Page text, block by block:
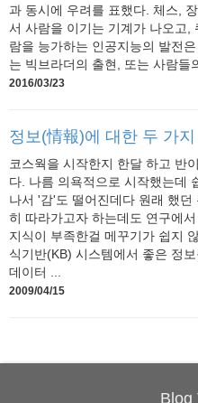
과 동시에 우려를 표했다. 체스,
서 사람을 이기는 기계가 나오고,
람을 능가하는 인공지능의 발전
는 빅브라더의 출현, 또는 사람들
2016/03/23
정보(情報)에 대한 두 가
코스웍을 시작한지 한달 하고 반
다. 나름 의욕적으로 시작했는데
나서 '감'도 떨어진데다 원래 했
히 따라가고자 하는데도 연구에
지식이 부족한걸 메꾸기가 쉽지
식기반(KB) 시스템에서 좋은 정
데이터 ...
2009/04/15
Blog